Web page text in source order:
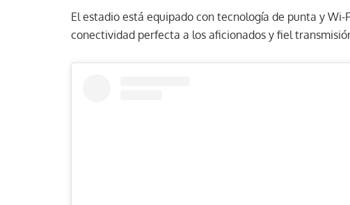
El estadio está equipado con tecnología de punta y
conectividad perfecta a los aficionados y fiel